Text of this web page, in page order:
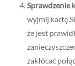
Sprawdzenie
wyjmij kartę
że jest
zakłócać